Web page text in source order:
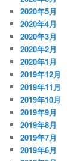
2020年5月
2020年4月
2020年3月
2020年2月
2020年1月
2019年12月
2019年11月
2019年10月
2019年9月
2019年8月
2019年7月
2019年6月